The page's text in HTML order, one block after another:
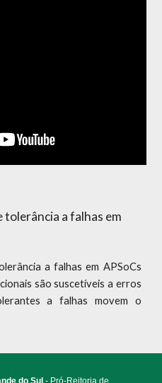
tolerância a falhas em
a falhas em APSoCs
são suscetíveis a erros
a falhas movem o
do Sul - Pró-Reitoria de